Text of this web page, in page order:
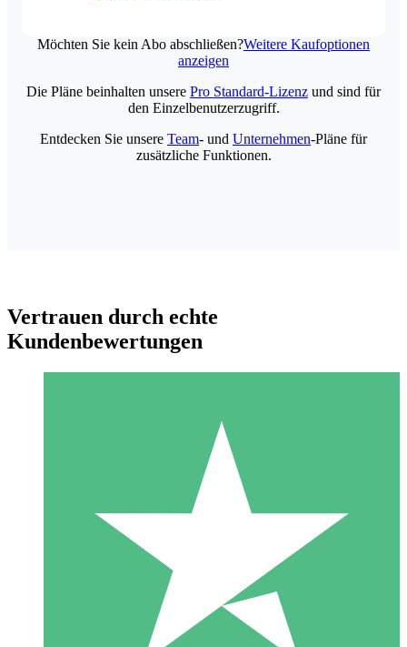
Möchten Sie kein Abo abschließen?Weitere Kaufoptionen
anzeigen
Individuelle Credit-Pakete
Zahlen Sie nach Bedarf mit Download-Credits. Keine
monatliche Verpflichtung erforderlich.
10 00
Die Pläne beinhalten unsere Pro Standard-Lizenz und sind für
den Einzelbenutzerzugriff.
Entdecken Sie unsere Team- und Unternehmen-Pläne für
zusätzliche Funktionen.
Vertrauen durch echte
Kundenbewertungen